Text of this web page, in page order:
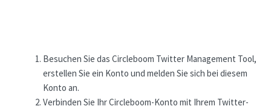
Besuchen Sie das Circleboom Twitter Management Tool,
erstellen Sie ein Konto und melden Sie sich bei diesem
Konto an.
Verbinden Sie Ihr Circleboom-Konto mit Ihrem Twitter-